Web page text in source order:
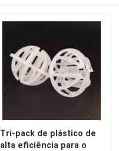
Tri-pack de plástico de
alta eficiência para o